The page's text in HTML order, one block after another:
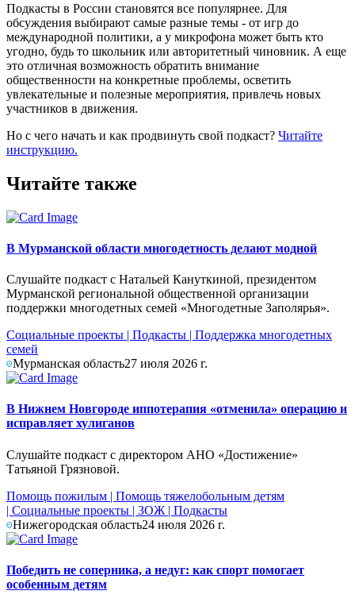
Подкасты в России становятся все популярнее. Для
обсуждения выбирают самые разные темы - от игр до
международной политики, а у микрофона может быть кто
угодно, будь то школьник или авторитетный чиновник. А еще
это отличная возможность обратить внимание
общественности на конкретные проблемы, осветить
увлекательные и полезные мероприятия, привлечь новых
участников в движения.
Но с чего начать и как продвинуть свой подкаст? Читайте
инструкцию.
Читайте также
В Мурманской области многодетность делают модной
Слушайте подкаст с Натальей Кануткиной, президентом
Мурманской региональной общественной организации
поддержки многодетных семей «Многодетные Заполярья».
Социальные проекты | Подкасты | Поддержка многодетных
семей
Мурманская область27 июля 2026 г.
В Нижнем Новгороде иппотерапия «отменила» операцию и
исправляет хулиганов
Слушайте подкаст с директором АНО «Достижение»
Татьяной Грязновой.
Помощь пожилым | Помощь тяжелобольным детям
| Социальные проекты | ЗОЖ | Подкасты
Нижегородская область24 июля 2026 г.
Победить не соперника, а недуг: как спорт помогает
особенным детям